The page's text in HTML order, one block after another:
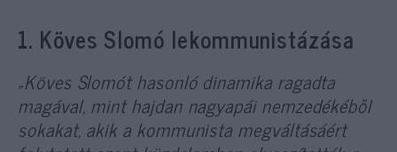
1. Köves Slomó lekommunistázása
„Köves Slomót hasonló dinamika ragadta
magával, mint hajdan nagyapái nemzedékéből
sokakat, akik a kommunista megváltásáért